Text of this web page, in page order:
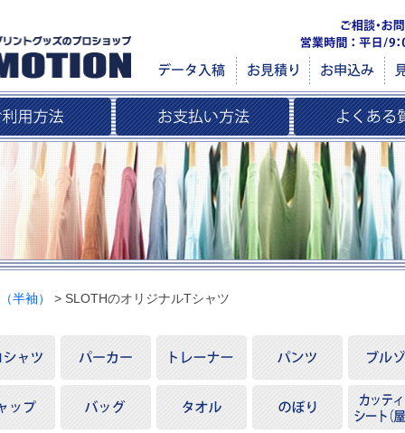
半袖） > SLOTHのオリジナルTシャツ